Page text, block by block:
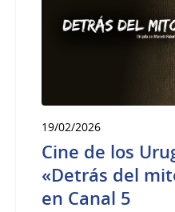
19/02/2026
Cine de los
«Detrás del
en Canal 5